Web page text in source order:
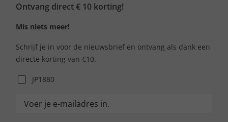
Ontvang direct € 10 korting!
Mis niets meer!
Schrijf je in voor de nieuwsbrief en ontvang als dank een
directe korting van €10.
JP1880